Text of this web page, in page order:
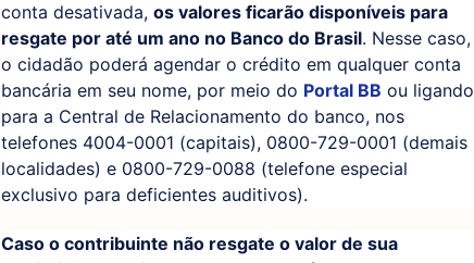
conta desativada, os valores ficarão disponíveis para
resgate por até um ano no Banco do Brasil. Nesse caso,
o cidadão poderá agendar o crédito em qualquer conta
bancária em seu nome, por meio do Portal BB ou ligando
para a Central de Relacionamento do banco, nos
telefones 4004-0001 (capitais), 0800-729-0001 (demais
localidades) e 0800-729-0088 (telefone especial
exclusivo para deficientes auditivos).
Caso o contribuinte não resgate o valor de sua